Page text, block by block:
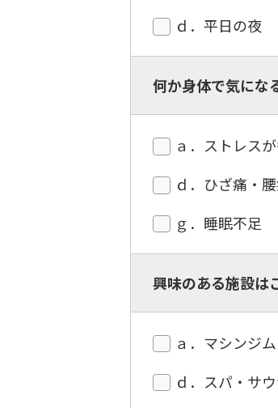
ｄ．平日の夜
何か身体で気にな
ａ．ストレス
ｄ．ひざ痛・
ｇ．睡眠不足
興味のある施設は
ａ．マシンジ
ｄ．スパ・サ